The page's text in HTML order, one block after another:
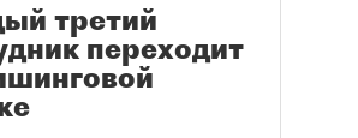
третий
переходит